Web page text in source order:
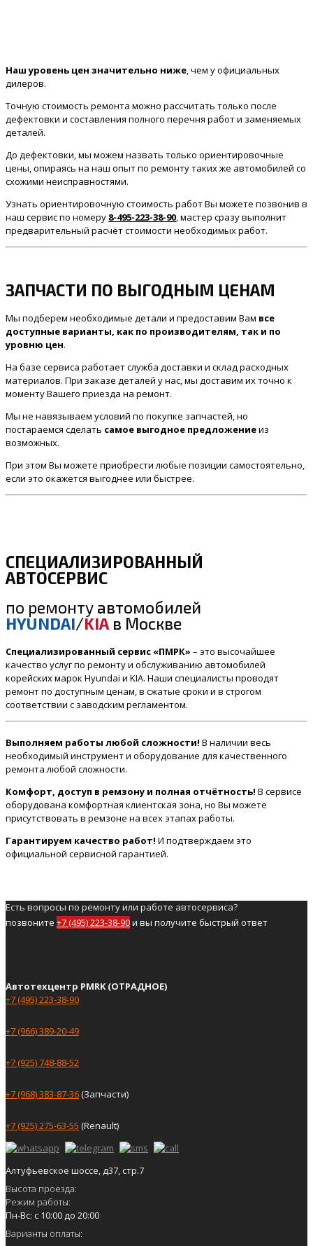
Наш уровень цен значительно ниже , чем у официальных
дилеров.
Точную стоимость ремонта можно рассчитать только после
дефектовки и составления полного перечня работ и заменяемых
деталей.
До дефектовки, мы можем назвать только ориентировочные
цены, опираясь на наш опыт по ремонту таких же автомобилей со
схожими неисправностями.
Узнать ориентировочную стоимость работ Вы можете позвонив в
наш сервис по номеру 8-495-223-38-90 , мастер сразу выполнит
предварительный расчёт стоимости необходимых работ.
ЗАПЧАСТИ ПО ВЫГОДНЫМ ЦЕНАМ
Мы подберем необходимые детали и предоставим Вам все
доступные варианты, как по производителям, так и по
уровню цен.
На базе сервиса работает служба доставки и склад расходных
материалов. При заказе деталей у нас, мы доставим их точно к
моменту Вашего приезда на ремонт.
Мы не навязываем условий по покупке запчастей, но
постараемся сделать самое выгодное предложениеиз
возможных.
При этом Вы можете приобрести любые позиции самостоятельно,
если это окажется выгоднее или быстрее.
СПЕЦИАЛИЗИРОВАННЫЙ
АВТОСЕРВИС
по ремонту автомобилей
HYUNDAI/KIA в Москве
Специализированный сервис «ПМРК» – это высочайшее
качество услуг по ремонту и обслуживанию автомобилей
корейских марок Hyundai и KIA. Наши специалисты проводят
ремонт по доступным ценам, в сжатые сроки и в строгом
соответствии с заводским регламентом.
Выполняем работы любой сложности! В наличии весь
необходимый инструмент и оборудование для качественного
ремонта любой сложности.
Комфорт, доступ в ремзону и полная отчётность! В сервисе
оборудована комфортная клиентская зона, но Вы можете
присутствовать в ремзоне на всех этапах работы.
Гарантируем качество работ! И подтверждаем это
официальной сервисной гарантией.
Есть вопросы по ремонту или работе автосервиса?
позвоните +7 (495) 223-38-90и вы получите быстрый ответ
Автотехцентр PMRK (ОТРАДНОЕ)
+7 (495) 223-38-90
+7 (966) 389-20-49
+7 (925) 748-88-52
+7 (968) 383-87-36(Запчасти)
+7 (925) 275-63-55 (Renault)
Алтуфьевское шоссе, д37, стр.7
Высота проезда:
Режим работы:
Пн-Вс: с 10:00 до 20:00
Варианты оплаты: